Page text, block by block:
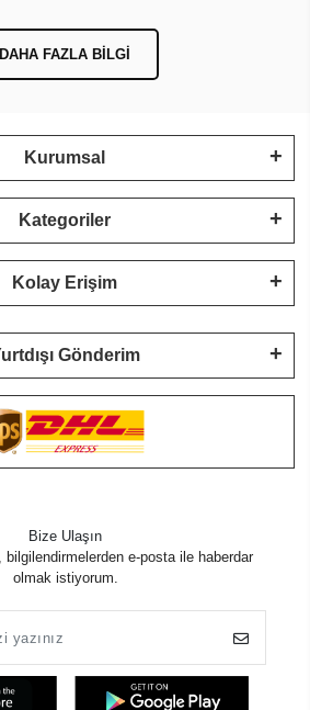
DAHA FAZLA BILGI
Kurumsal
Kategoriler
Kolay Erişim
Gönderim
Bize Ulaşın
bilgilendirmelerden e-posta ile haberdar
olmak istiyorum.